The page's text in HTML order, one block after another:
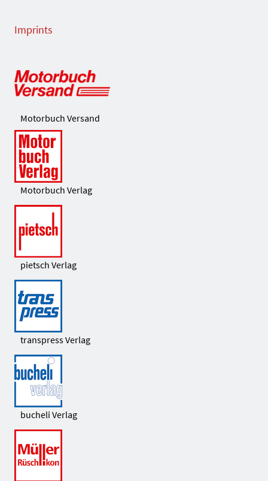
Imprints
Motorbuch Versand
Motorbuch Verlag
pietsch Verlag
transpress Verlag
bucheli Verlag